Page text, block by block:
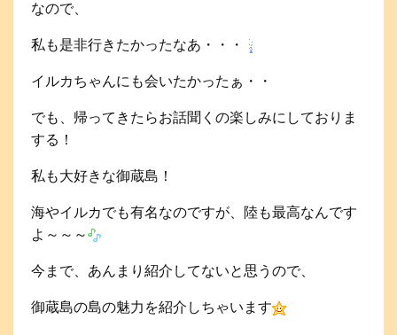
なので、
私も是非行きたかったなあ・・・
イルカちゃんにも会いたかったぁ・・
でも、帰ってきたらお話聞くの楽しみにしておりま
する！
私も大好きな御蔵島！
海やイルカでも有名なのですが、陸も最高なんです
よ～～～
今まで、あんまり紹介してないと思うので、
御蔵島の島の魅力を紹介しちゃいます